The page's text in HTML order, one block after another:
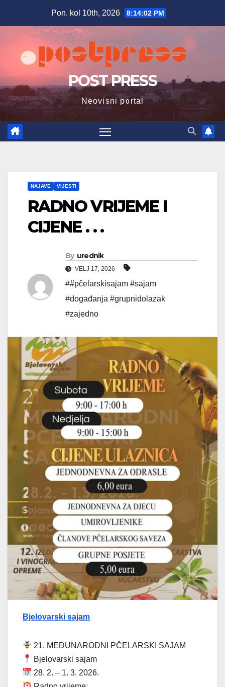
Pon. kol 10th, 2026 8:14:03 PM
POST PRESS
Neovisni portal
NAJAVE VIJESTI
RADNO VRIJEME I
CIJENE . . .
By urednik
VELJ 17, 2026
##pčelarskisajam #sajam
#događanja #grupnidolazak
#zajedno
Bjelovarski sajam
21. MEĐUNARODNI PČELARSKI SAJAM
Bjelovarski sajam
28. 2. – 1. 3. 2026.